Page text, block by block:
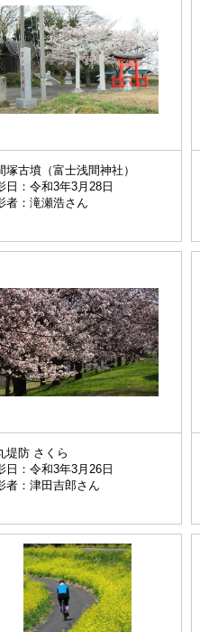
塚古墳（富士浅間神社）
日：令和3年3月28日
者：滝瀬浩さん
堤防 さくら
日：令和3年3月26日
者：津田吉郎さん